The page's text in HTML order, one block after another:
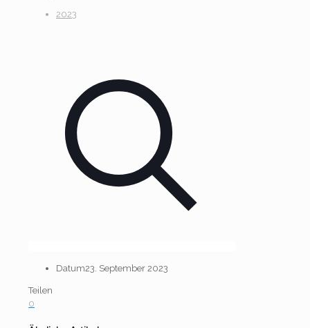
2023
Datum23. September 2023
Teilen
0